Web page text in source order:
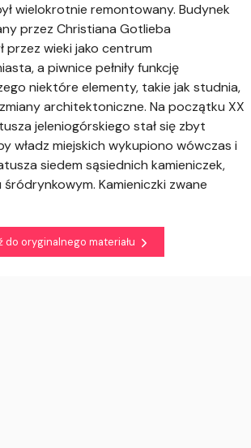
wielokrotnie remontowany. Budynek
przez Christiana Gotlieba
przez wieki jako centrum
a piwnice pełniły funkcję
niektóre elementy, takie jak studnia,
architektoniczne​. Na początku XX
jeleniogórskiego stał się zbyt
władz miejskich wykupiono wówczas i
siedem sąsiednich kamieniczek,
Kamieniczki zwane
do oryginalnego materiału